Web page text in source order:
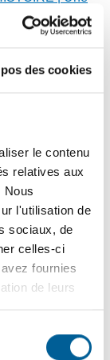
des cookies
le contenu
relatives aux
Nous
l'utilisation de
sociaux, de
celles-ci
fournies
de leurs
de
et aux
pour votre
financier